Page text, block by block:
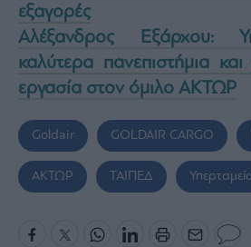
εξαγορές
Αλέξανδρος Εξάρχου:
καλύτερα πανεπιστήμια
εργασία στον όμιλο ΑΚΤΩΡ
Goldair GOLDAIR CARGO
ΑΚΤΩΡ ΤΑΙΠΕΔ